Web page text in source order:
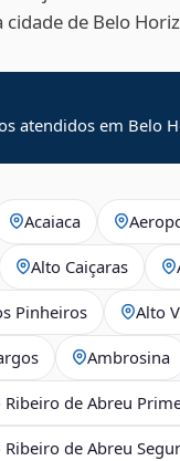
de Belo
atendidos em Belo
Acaiaca
Alto Caiçaras
Pinheiros Alto
Ambrosina
de Abreu
de Abreu